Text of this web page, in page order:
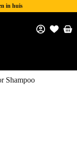
in huis
Shampoo